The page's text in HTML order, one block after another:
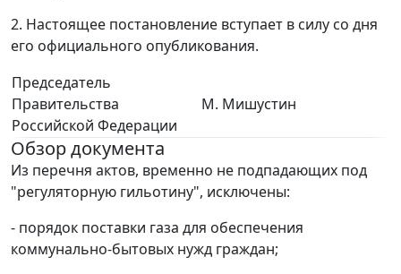
2. Настоящее постановление вступает в силу со дня
его официального опубликования.
Председатель
Правительства
Российской Федерации
М. Мишустин
Обзор документа
Из перечня актов, временно не подпадающих под
"регуляторную гильотину", исключены:
- порядок поставки газа для обеспечения
коммунально-бытовых нужд граждан;